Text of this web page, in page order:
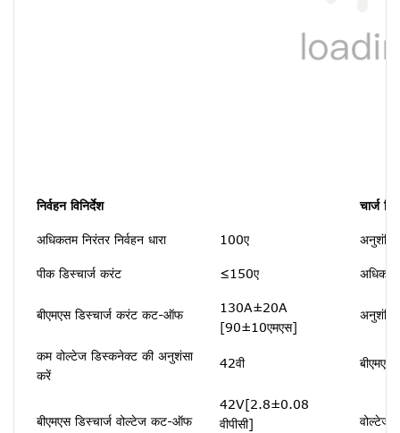
निर्वहन विनिर्देश चार्ज
अधिकतम निरंतर निर्वहन धारा 100ए
पीक डिस्चार्ज करंट ≤150ए
बीएमएस डिस्चार्ज करंट कट-ऑफ
130A±20A
[90±10एमएस]
कम वोल्टेज डिस्कनेक्ट की अनुशंसा
करें
42वी
बीएमएस डिस्चार्ज वोल्टेज कट-ऑफ
42V[2.8±0.08
वीपीसी]
वोल्टेज